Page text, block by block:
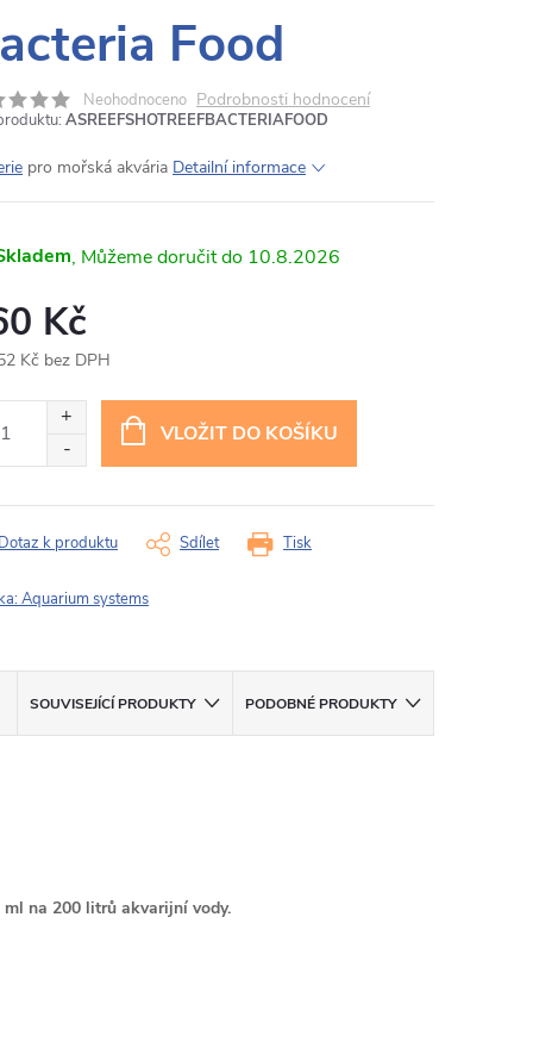
Food
Neohodnoceno Podrobnosti hodnocení
ASREEFSHOTREEFBACTERIAFOOD
pro mořská akvária Detailní informace
10.8.2026
Kč
Kč bez DPH
VLOŽIT DO KOŠÍKU
Tisk
k produktu Sdílet
Aquarium systems
SOUVISEJÍCÍ PRODUKTY PODOBNÉ PRODUKTY
na 200 litrů akvarijní vody.